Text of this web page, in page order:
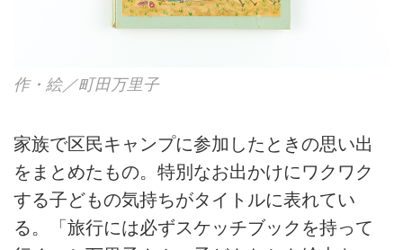
作・絵／町田万里子
家族で区民キャンプに参加したときの思い出
をまとめたもの。特別なお出かけにワクワク
する子どもの気持ちがタイトルに表れてい
る。「旅行には必ずスケッチブックを持って